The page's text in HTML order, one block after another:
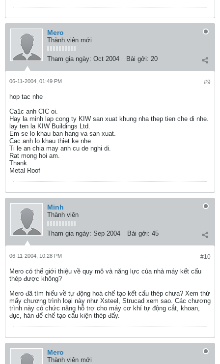
Mero
Thành viên mới
Tham gia ngày: Oct 2004 Bài gởi: 20
#9
06-11-2004, 01:49 PM
hop tac nhe
Ca1c anh CIC oi.
Hay la minh lap cong ty KIW san xuat khung nha thep tien che di nhe.
lay ten la KIW Buildings Ltd.
Em se lo khau ban hang va san xuat.
Cac anh lo khau thiet ke nhe
Ti le an chia may anh cu de nghi di.
Rat mong hoi am.
Thank.
Metal Roof
Minh
Thành viên
Tham gia ngày: Sep 2004 Bài gởi: 45
#10
06-11-2004, 10:28 PM
Mero có thể giới thiệu về quy mô và năng lực của nhà máy kết cấu
thép được không?
Mero đã tìm hiểu về tự động hoá chế tạo kết cấu thép chưa? Xem thử
mấy chương trình loại này như Xsteel, Strucad xem sao. Các chương
trình này có chức năng hỗ trợ cho máy cơ khí tự động cắt, khoan,
đục, hàn để chế tạo cấu kiện thép đấy.
Mero
Thành viên mới